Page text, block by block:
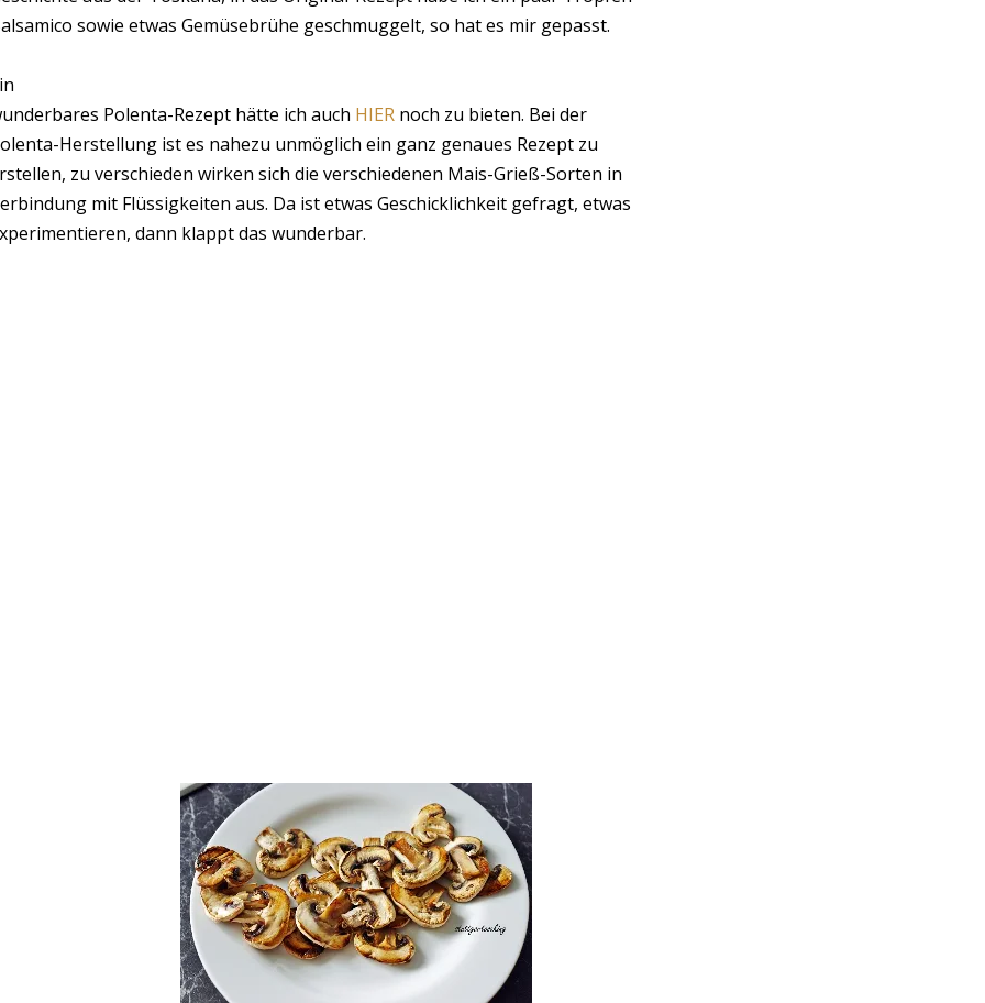
sowie etwas Gemüsebrühe geschmuggelt, so hat es mir gepasst.
Polenta-Rezept hätte ich auch HIERnoch zu bieten. Bei der
Herstellung ist es nahezu unmöglich ein ganz genaues Rezept zu
zu verschieden wirken sich die verschiedenen Mais-Grieß-Sorten in
mit Flüssigkeiten aus. Da ist etwas Geschicklichkeit gefragt, etwas
dann klappt das wunderbar.